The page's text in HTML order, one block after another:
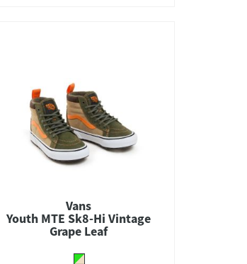
Vans
Youth MTE Sk8-Hi Vintage
Grape Leaf